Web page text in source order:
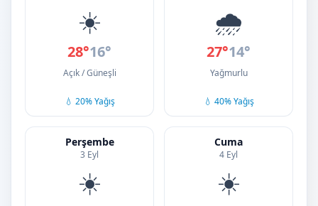
☀️
28°16°
Açık / Güneşli
💧 20% Yağış
🌧️
27°14°
Yağmurlu
💧 40% Yağış
Perşembe
3 Eyl
☀️
Cuma
4 Eyl
☀️